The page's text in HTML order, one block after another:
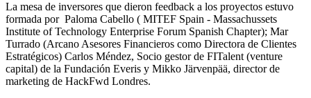
La mesa de inversores que dieron feedback a los proyectos estuvo
formada por Paloma Cabello ( MITEF Spain - Massachussets
Institute of Technology Enterprise Forum Spanish Chapter); Mar
Turrado (Arcano Asesores Financieros como Directora de Clientes
Estratégicos) Carlos Méndez, Socio gestor de FITalent (venture
capital) de la Fundación Everis y Mikko Järvenpää, director de
marketing de HackFwd Londres.